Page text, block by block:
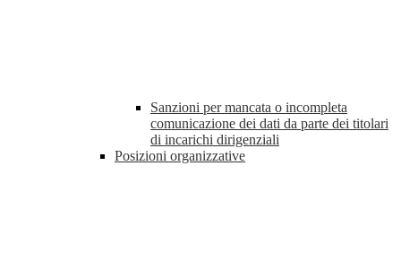
Sanzioni per mancata o incompleta
comunicazione dei dati da parte dei titolari
di incarichi dirigenziali
Posizioni organizzative